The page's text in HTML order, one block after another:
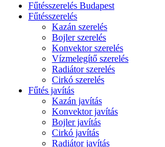
Fűtésszerelés Budapest
Fűtésszerelés
Kazán szerelés
Bojler szerelés
Konvektor szerelés
Vízmelegítő szerelés
Radiátor szerelés
Cirkó szerelés
Fűtés javítás
Kazán javítás
Konvektor javítás
Bojler javítás
Cirkó javítás
Radiátor javítás